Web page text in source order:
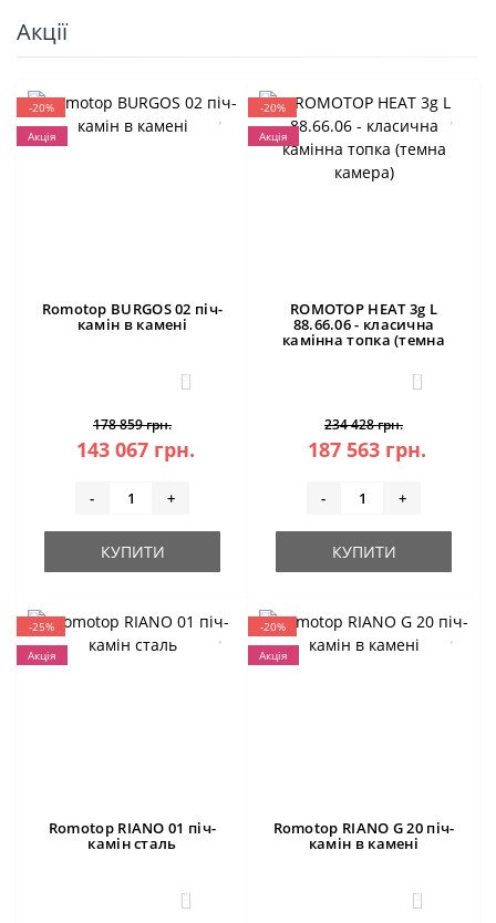
Акції
-20%
Акція
Romotop BURGOS 02 піч-
камін в камені
3
178 859 грн.
143 067 грн.
- +
КУПИТИ
-20%
Акція
ROMOTOP HEAT 3g L
88.66.06 - класична
камінна топка (темна
0
234 428 грн.
187 563 грн.
- +
КУПИТИ
-25%
Акція
Romotop RIANO 01 піч-
камін сталь
3
-20%
Акція
Romotop RIANO G 20 піч-
камін в камені
3